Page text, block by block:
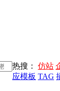
热搜： 仿站
应模板 TAG